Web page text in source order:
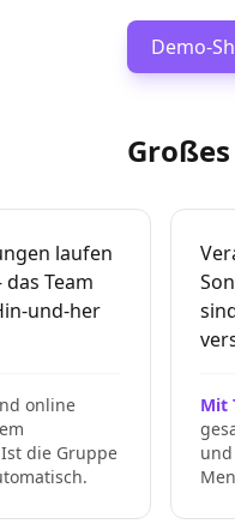
Demo-
laufen
Team
und-her
online
die Gruppe
Mit